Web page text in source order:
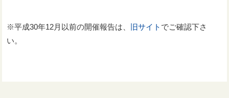
※平成30年12月以前の開催報告は、 旧サイト でご確認下さ
い。